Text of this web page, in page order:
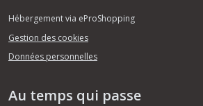
Hébergement via eProShopping
Gestion des cookies
Données personnelles
Au temps qui passe